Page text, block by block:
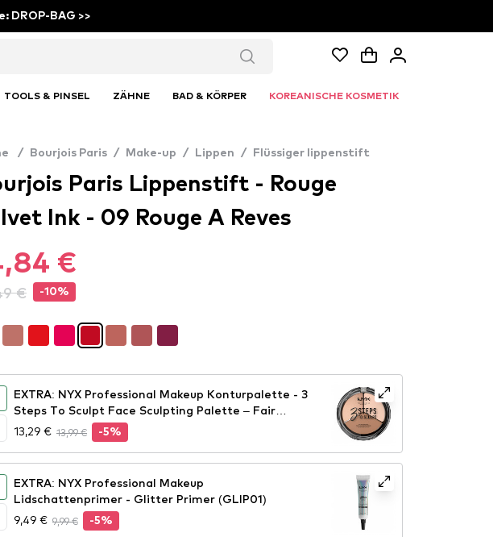
DROP-BAG >>
TOOLS & PINSEL ZÄHNE BAD & KÖRPER KOREANISCHE KOSMETIK
/ Bourjois Paris / Make-up / Lippen / Flüssiger lippenstift
Paris Lippenstift - Rouge
Ink - 09 Rouge A Reves
€
€ -10%
EXTRA: NYX Professional Makeup Konturpalette - 3
Steps To Sculpt Face Sculpting Palette – Fair
(3STS01)
13,29 € 13,99 € -5%
EXTRA: NYX Professional Makeup
Lidschattenprimer - Glitter Primer (GLIP01)
9,49 € 9,99 € -5%